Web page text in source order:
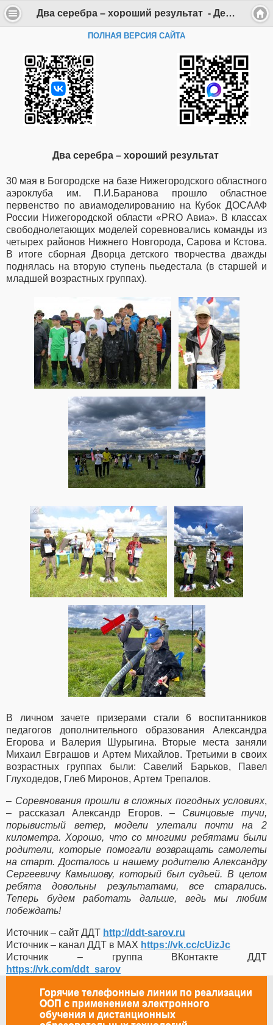
Два серебра – хороший результат - Департамент образования Администрации г. Саров
ПОЛНАЯ ВЕРСИЯ САЙТА
Два серебра – хороший результат
30 мая в Богородске на базе Нижегородского областного
аэроклуба им. П.И.Баранова прошло областное
первенство по авиамоделированию на Кубок ДОСААФ
России Нижегородской области «PRO Авиа». В классах
свободнолетающих моделей соревновались команды из
четырех районов Нижнего Новгорода, Сарова и Кстова.
В итоге сборная Дворца детского творчества дважды
поднялась на вторую ступень пьедестала (в старшей и
младшей возрастных группах).
В личном зачете призерами стали 6 воспитанников
педагогов дополнительного образования Александра
Егорова и Валерия Шурыгина. Вторые места заняли
Михаил Евграшов и Артем Михайлов. Третьими в своих
возрастных группах были: Савелий Барьков, Павел
Глуходедов, Глеб Миронов, Артем Трепалов.
– Соревнования прошли в сложных погодных условиях,
– рассказал Александр Егоров. – Свинцовые тучи,
порывистый ветер, модели улетали почти на 2
километра. Хорошо, что со многими ребятами были
родители, которые помогали возвращать самолеты
на старт. Досталось и нашему родителю Александру
Сергеевичу Камышову, который был судьей. В целом
ребята довольны результатами, все старались.
Теперь будем работать дальше, ведь мы любим
побеждать!
Источник – сайт ДДТ http://ddt-sarov.ru
Источник – канал ДДТ в МАХ https://vk.cc/cUizJc
Источник – группа ВКонтакте ДДТ
https://vk.com/ddt_sarov
Горячие телефонные линии по реализации
ООП с применением электронного
обучения и дистанционных